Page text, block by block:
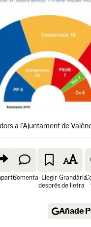
a l'Ajuntament de
Comenta Llegir
després
Grandària
de lletra
Añade